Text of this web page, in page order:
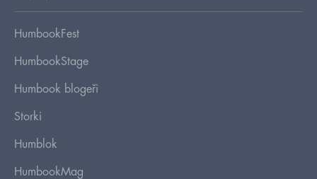
HumbookFest
HumbookStage
Humbook blogeři
Storki
Humblok
HumbookMag